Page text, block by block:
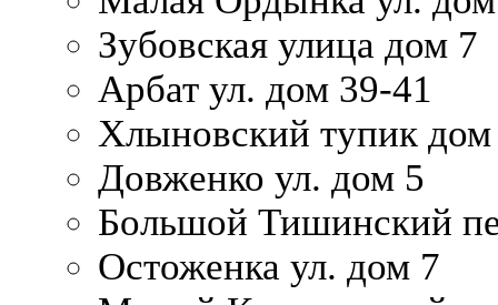
Зубовская улица дом 7
Арбат ул. дом 39-41
Хлыновский тупик
Довженко ул. дом 5
Большой Тишинский
Остоженка ул. дом 7